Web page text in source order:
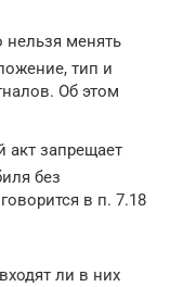
нельзя менять
тип и
Об этом
акт запрещает
без
в п. 7.18
ли в них